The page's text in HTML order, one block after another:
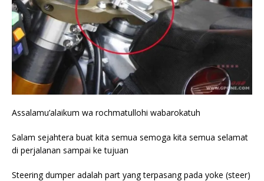
Assalamu’alaikum wa rochmatullohi wabarokatuh
Salam sejahtera buat kita semua semoga kita semua selamat
di perjalanan sampai ke tujuan
Steering dumper adalah part yang terpasang pada yoke (steer)